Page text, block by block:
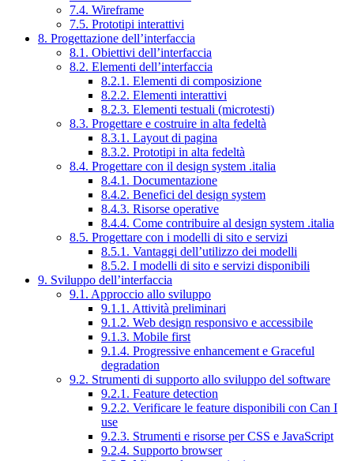
7.4. Wireframe
7.5. Prototipi interattivi
8. Progettazione dell’interfaccia
8.1. Obiettivi dell’interfaccia
8.2. Elementi dell’interfaccia
8.2.1. Elementi di composizione
8.2.2. Elementi interattivi
8.2.3. Elementi testuali (microtesti)
8.3. Progettare e costruire in alta fedeltà
8.3.1. Layout di pagina
8.3.2. Prototipi in alta fedeltà
8.4. Progettare con il design system .italia
8.4.1. Documentazione
8.4.2. Benefici del design system
8.4.3. Risorse operative
8.4.4. Come contribuire al design system .italia
8.5. Progettare con i modelli di sito e servizi
8.5.1. Vantaggi dell’utilizzo dei modelli
8.5.2. I modelli di sito e servizi disponibili
9. Sviluppo dell’interfaccia
9.1. Approccio allo sviluppo
9.1.1. Attività preliminari
9.1.2. Web design responsivo e accessibile
9.1.3. Mobile first
9.1.4. Progressive enhancement e Graceful
degradation
9.2. Strumenti di supporto allo sviluppo del software
9.2.1. Feature detection
9.2.2. Verificare le feature disponibili con Can I
use
9.2.3. Strumenti e risorse per CSS e JavaScript
9.2.4. Supporto browser